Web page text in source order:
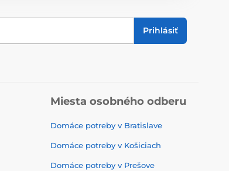
Prihlásiť
Miesta osobného odberu
Domáce potreby v Bratislave
Domáce potreby v Košiciach
Domáce potreby v Prešove